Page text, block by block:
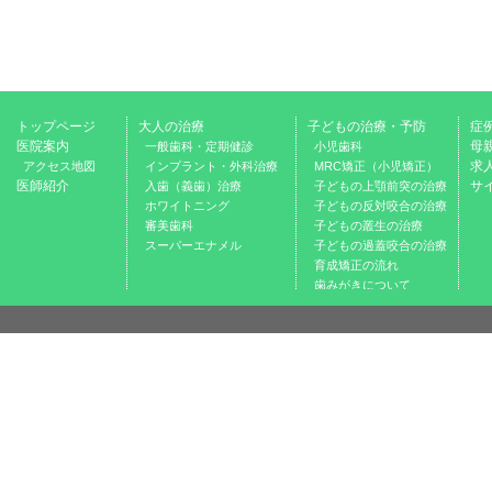
トップページ
医院案内
アクセス地図
医師紹介
大人の治療
一般歯科・定期健診
インプラント・外科治療
入歯（義歯）治療
ホワイトニング
審美歯科
スーパーエナメル
子どもの治療・予防
小児歯科
MRC矯正（小児矯正）
子どもの上顎前突の治療
子どもの反対咬合の治療
子どもの叢生の治療
子どもの過蓋咬合の治療
育成矯正の流れ
歯みがきについて
症
母
求
サ